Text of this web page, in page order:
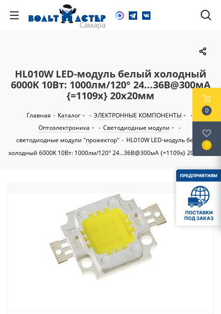
HL010W LED-модуль белый холодный
6000K 10Вт: 1000лм/120° 24...36В@300мА
{=1109х} 20х20мм
Главная - Каталог - ЭЛЕКТРОННЫЕ КОМПОНЕНТЫ
-
Оптоэлектроника
- Светодиодные модули
-
светодиодные модули "прожектор" - HL010W LED-модуль белый
холодный 6000K 10Вт: 1000лм/120° 24...36В@300мА {=1109х} 20х20мм
0
0